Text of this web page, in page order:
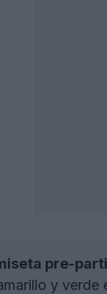
pre-
y verde